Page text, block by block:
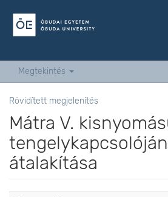
Megtekintés
Rövidített megjelenítés
Mátra V.
átalakítása